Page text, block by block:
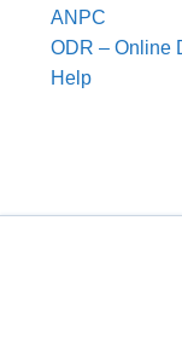
ANPC
ODR – Online
Help